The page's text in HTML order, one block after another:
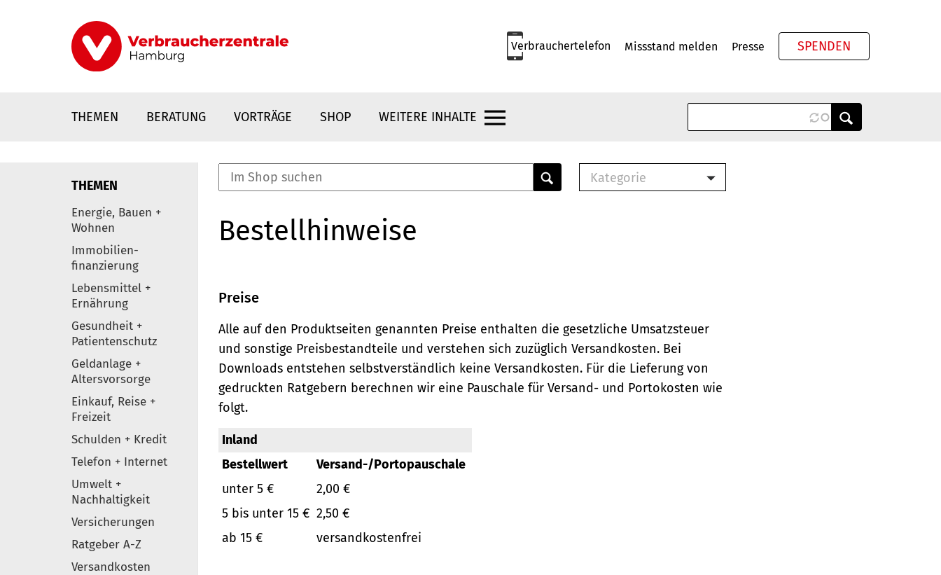
Verbrauchertelefon Missstand melden Presse SPENDEN
THEMEN BERATUNG VORTRÄGE SHOP WEITERE INHALTE
Elemente
THEMEN
Energie, Bauen +
Wohnen
Immobilien-
finanzierung
Lebensmittel +
Ernährung
Gesundheit +
Patientenschutz
Geldanlage +
Altersvorsorge
Einkauf, Reise +
Freizeit
Schulden + Kredit
Telefon + Internet
Umwelt +
Nachhaltigkeit
Versicherungen
Ratgeber A-Z
Versandkosten
Kategorie
Bestellhinweise
Preise
Alle auf den Produktseiten genannten Preise enthalten die gesetzliche Umsatzsteuer
und sonstige Preisbestandteile und verstehen sich zuzüglich Versandkosten. Bei
Downloads entstehen selbstverständlich keine Versandkosten. Für die Lieferung von
gedruckten Ratgebern berechnen wir eine Pauschale für Versand- und Portokosten wie
folgt.
Inland
Bestellwert
Versand-/Portopauschale
unter 5 €
2,00 €
5 bis unter 15 € 2,50 €
ab 15 €
versandkostenfrei